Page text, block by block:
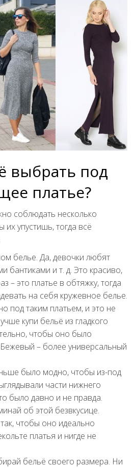
выбрать под
платье?
соблюдать несколько
их упустишь, тогда всё
белье. Да, девочки любят
бантиками и т. д. Это красиво,
– это платье в обтяжку, тогда
на себя кружевное белье.
под таким платьем, и это не
купи бельё из гладкого
чтобы оно было
– более универсальный
было модно, чтобы из-под
части нижнего
было давно и не правда.
об этой безвкусице.
чтобы оно идеально
платья и нигде не
бельё своего размера. Ни